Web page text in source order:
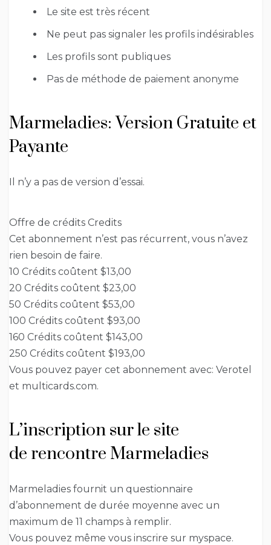
Le site est très récent
Ne peut pas signaler les profils indésirables
Les profils sont publiques
Pas de méthode de paiement anonyme
Marmeladies: Version Gratuite et
Payante
Il n’y a pas de version d’essai.
Offre de crédits Credits
Cet abonnement n’est pas récurrent, vous n’avez
rien besoin de faire.
10 Crédits coûtent $13,00
20 Crédits coûtent $23,00
50 Crédits coûtent $53,00
100 Crédits coûtent $93,00
160 Crédits coûtent $143,00
250 Crédits coûtent $193,00
Vous pouvez payer cet abonnement avec: Verotel
et multicards.com.
L’inscription sur le site
de rencontre Marmeladies
Marmeladies fournit un questionnaire
d’abonnement de durée moyenne avec un
maximum de 11 champs à remplir.
Vous pouvez même vous inscrire sur myspace.